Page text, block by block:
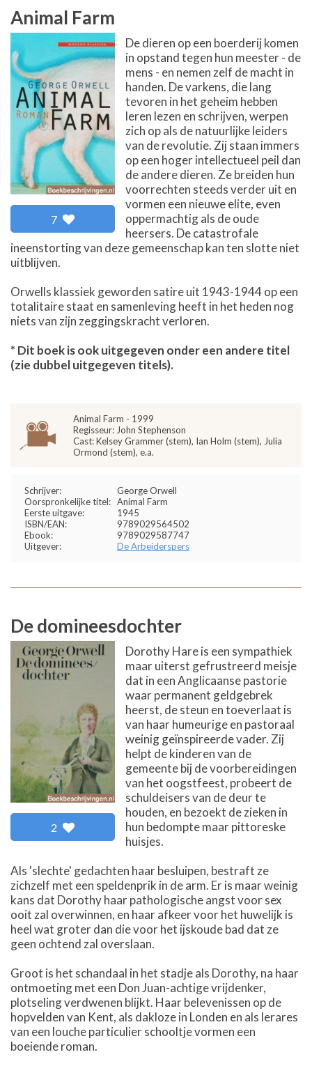
Animal Farm
7
De dieren op een boerderij komen
in opstand tegen hun meester - de
mens - en nemen zelf de macht in
handen. De varkens, die lang
tevoren in het geheim hebben
leren lezen en schrijven, werpen
zich op als de natuurlijke leiders
van de revolutie. Zij staan immers
op een hoger intellectueel peil dan
de andere dieren. Ze breiden hun
voorrechten steeds verder uit en
vormen een nieuwe elite, even
oppermachtig als de oude
heersers. De catastrofale
ineenstorting van deze gemeenschap kan ten slotte niet
uitblijven.
Orwells klassiek geworden satire uit 1943-1944 op een
totalitaire staat en samenleving heeft in het heden nog
niets van zijn zeggingskracht verloren.
* Dit boek is ook uitgegeven onder een andere titel
(zie dubbel uitgegeven titels).
Animal Farm - 1999
Regisseur: John Stephenson
Cast: Kelsey Grammer (stem), Ian Holm (stem), Julia
Ormond (stem), e.a.
Schrijver:
George Orwell
Oorspronkelijke titel: Animal Farm
Eerste uitgave:
1945
ISBN/EAN:
9789029564502
Ebook:
9789029587747
Uitgever:
De Arbeiderspers
De domineesdochter
2
Dorothy Hare is een sympathiek
maar uiterst gefrustreerd meisje
dat in een Anglicaanse pastorie
waar permanent geldgebrek
heerst, de steun en toeverlaat is
van haar humeurige en pastoraal
weinig geïnspireerde vader. Zij
helpt de kinderen van de
gemeente bij de voorbereidingen
van het oogstfeest, probeert de
schuldeisers van de deur te
houden, en bezoekt de zieken in
hun bedompte maar pittoreske
huisjes.
Als 'slechte' gedachten haar besluipen, bestraft ze
zichzelf met een speldenprik in de arm. Er is maar weinig
kans dat Dorothy haar pathologische angst voor sex
ooit zal overwinnen, en haar afkeer voor het huwelijk is
heel wat groter dan die voor het ijskoude bad dat ze
geen ochtend zal overslaan.
Groot is het schandaal in het stadje als Dorothy, na haar
ontmoeting met een Don Juan-achtige vrijdenker,
plotseling verdwenen blijkt. Haar belevenissen op de
hopvelden van Kent, als dakloze in Londen en als lerares
van een louche particulier schooltje vormen een
boeiende roman.